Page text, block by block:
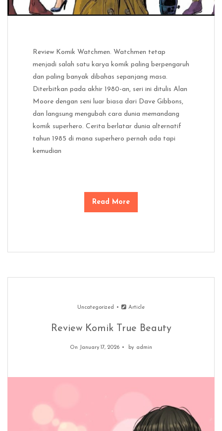
Review Komik Watchmen. Watchmen tetap
menjadi salah satu karya komik paling berpengaruh
dan paling banyak dibahas sepanjang masa.
Diterbitkan pada akhir 1980-an, seri ini ditulis Alan
Moore dengan seni luar biasa dari Dave Gibbons,
dan langsung mengubah cara dunia memandang
komik superhero. Cerita berlatar dunia alternatif
tahun 1985 di mana superhero pernah ada tapi
kemudian
Read More
Uncategorized Article
Review Komik True Beauty
On January 17, 2026 by admin